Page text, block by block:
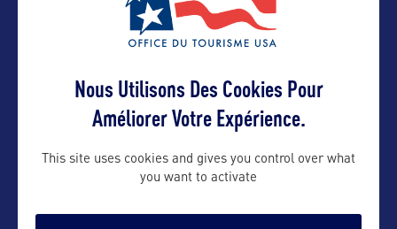
Suivre
Nous Utilisons Des Cookies Pour
Améliorer Votre Expérience.
This site uses cookies and gives you control over what
you want to activate